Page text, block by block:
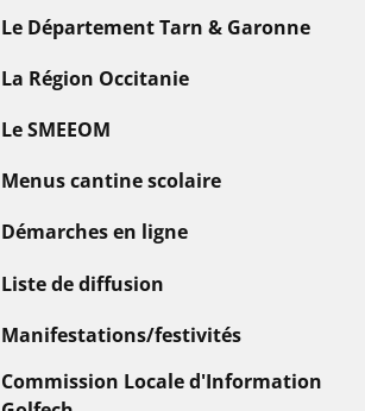
Le Département Tarn & Garonne
La Région Occitanie
Le SMEEOM
Menus cantine scolaire
Démarches en ligne
Liste de diffusion
Manifestations/festivités
Commission Locale d'Information